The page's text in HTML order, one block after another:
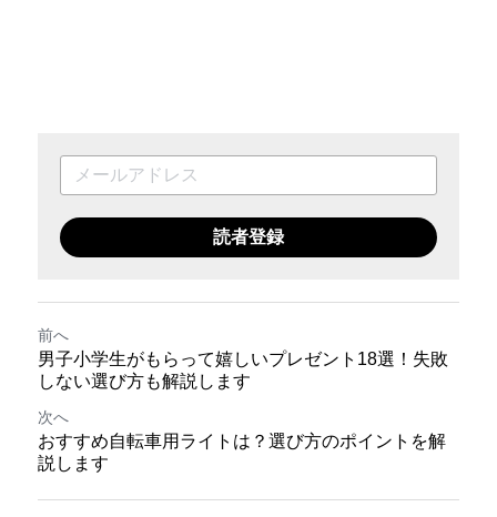
読者登録
前へ
男子小学生がもらって嬉しいプレゼント18選！失敗
しない選び方も解説します
次へ
おすすめ自転車用ライトは？選び方のポイントを解
説します